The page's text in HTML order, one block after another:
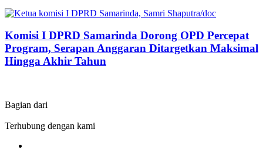
Komisi I DPRD Samarinda Dorong OPD Percepat
Program, Serapan Anggaran Ditargetkan Maksimal
Hingga Akhir Tahun
Bagian dari
Terhubung dengan kami